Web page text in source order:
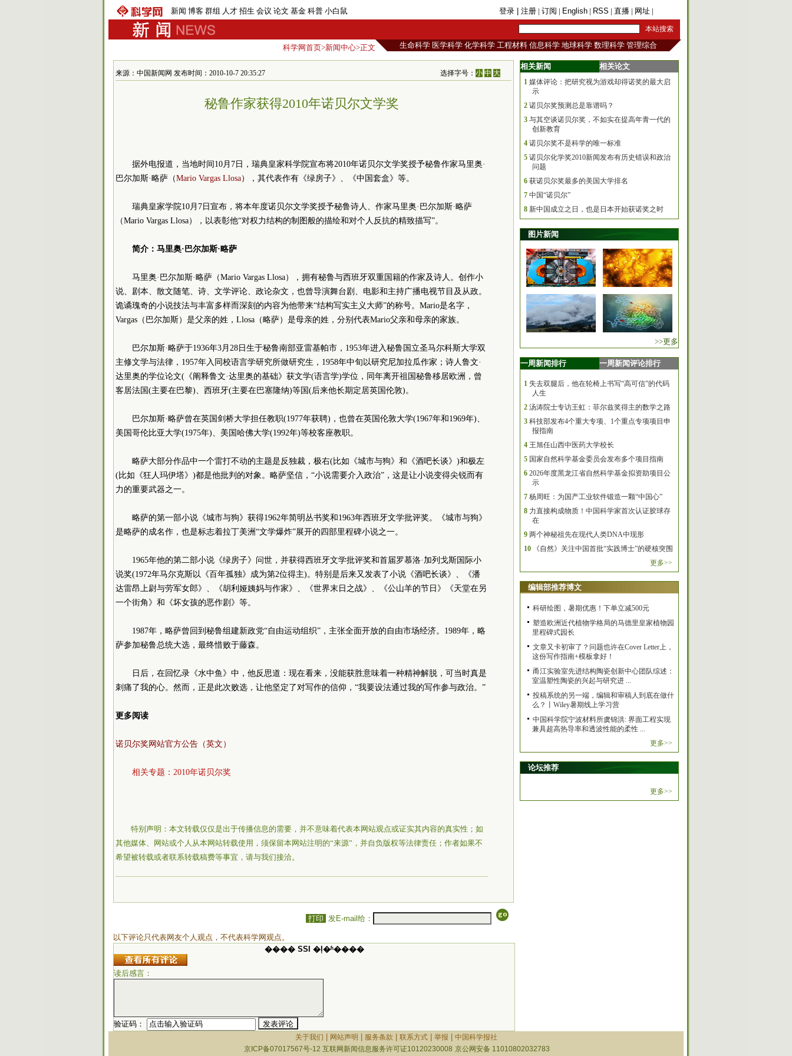
新闻 博客 群组 人才 招生 会议 论文 基金 科普 小白鼠 登录 | 注册 | 订阅 | English | RSS | 直播 | 网址 |
科学网首页>新闻中心>正文 生命科学 医学科学 化学科学 工程材料 信息科学 地球科学 数理科学 管理综合
来源：中国新闻网 发布时间：2010-10-7 20:35:27 选择字号：小 中 大
秘鲁作家获得2010年诺贝尔文学奖
据外电报道，当地时间10月7日，瑞典皇家科学院宣布将2010年诺贝尔文学奖授予秘鲁作家马里奥·
巴尔加斯·略萨（Mario Vargas Llosa），其代表作有《绿房子》、《中国套盒》等。
瑞典皇家学院10月7日宣布，将本年度诺贝尔文学奖授予秘鲁诗人、作家马里奥·巴尔加斯·略萨
（Mario Vargas Llosa），以表彰他“对权力结构的制图般的描绘和对个人反抗的精致描写”。
简介：马里奥·巴尔加斯·略萨
马里奥·巴尔加斯·略萨（Mario Vargas Llosa），拥有秘鲁与西班牙双重国籍的作家及诗人。创作小
说、剧本、散文随笔、诗、文学评论、政论杂文，也曾导演舞台剧、电影和主持广播电视节目及从政。
诡谲瑰奇的小说技法与丰富多样而深刻的内容为他带来“结构写实主义大师”的称号。Mario是名字，
Vargas（巴尔加斯）是父亲的姓，Llosa（略萨）是母亲的姓，分别代表Mario父亲和母亲的家族。
巴尔加斯·略萨于1936年3月28日生于秘鲁南部亚雷基帕市，1953年进入秘鲁国立圣马尔科斯大学双
主修文学与法律，1957年入同校语言学研究所做研究生，1958年中旬以研究尼加拉瓜作家；诗人鲁文·
达里奥的学位论文(《阐释鲁文·达里奥的基础》获文学(语言学)学位，同年离开祖国秘鲁移居欧洲，曾
客居法国(主要在巴黎)、西班牙(主要在巴塞隆纳)等国(后来他长期定居英国伦敦)。
巴尔加斯·略萨曾在英国剑桥大学担任教职(1977年获聘)，也曾在英国伦敦大学(1967年和1969年)、
美国哥伦比亚大学(1975年)、美国哈佛大学(1992年)等校客座教职。
略萨大部分作品中一个雷打不动的主题是反独裁，极右(比如《城市与狗》和《酒吧长谈》)和极左
(比如《狂人玛伊塔》)都是他批判的对象。略萨坚信，“小说需要介入政治”，这是让小说变得尖锐而有
力的重要武器之一。
略萨的第一部小说《城市与狗》获得1962年简明丛书奖和1963年西班牙文学批评奖。《城市与狗》
是略萨的成名作，也是标志着拉丁美洲“文学爆炸”展开的四部里程碑小说之一。
1965年他的第二部小说《绿房子》问世，并获得西班牙文学批评奖和首届罗慕洛·加列戈斯国际小
说奖(1972年马尔克斯以《百年孤独》成为第2位得主)。特别是后来又发表了小说《酒吧长谈》、《潘
达雷昂上尉与劳军女郎》、《胡利娅姨妈与作家》、《世界末日之战》、《公山羊的节日》《天堂在另
一个街角》和《坏女孩的恶作剧》等。
1987年，略萨曾回到秘鲁组建新政党“自由运动组织”，主张全面开放的自由市场经济。1989年，略
萨参加秘鲁总统大选，最终惜败于藤森。
日后，在回忆录《水中鱼》中，他反思道：现在看来，没能获胜意味着一种精神解脱，可当时真是
刺痛了我的心。然而，正是此次败选，让他坚定了对写作的信仰，“我要设法通过我的写作参与政治。”
更多阅读
诺贝尔奖网站官方公告（英文）
相关专题： 2010年诺贝尔奖
特别声明：本文转载仅仅是出于传播信息的需要，并不意味着代表本网站观点或证实其内容的真实性；如
其他媒体、网站或个人从本网站转载使用，须保留本网站注明的“来源”，并自负版权等法律责任；作者如果不
希望被转载或者联系转载稿费等事宜，请与我们接洽。
打印 发E-mail给：
以下评论只代表网友个人观点，不代表科学网观点。
���� SSI �ļ�ʱ����
读后感言：
验证码：
相关新闻 相关论文
1 媒体评论：把研究视为游戏却得诺奖的最大启
示
2 诺贝尔奖预测总是靠谱吗？
3 与其空谈诺贝尔奖，不如实在提高年青一代的
创新教育
4 诺贝尔奖不是科学的唯一标准
5 诺贝尔化学奖2010新闻发布有历史错误和政治
问题
6 获诺贝尔奖最多的美国大学排名
7 中国“诺贝尔”
8 新中国成立之日，也是日本开始获诺奖之时
图片新闻
>>更多
一周新闻排行 一周新闻评论排行
1 失去双腿后，他在轮椅上书写“高可信”的代码
人生
2 汤涛院士专访王虹：菲尔兹奖得主的数学之路
3 科技部发布4个重大专项、1个重点专项项目申
报指南
4 王旭任山西中医药大学校长
5 国家自然科学基金委员会发布多个项目指南
6 2026年度黑龙江省自然科学基金拟资助项目公
示
7 杨周旺：为国产工业软件锻造一颗“中国心”
8 力直接构成物质！中国科学家首次认证胶球存
在
9 两个神秘祖先在现代人类DNA中现形
10
《自然》关注中国首批“实践博士”的硬核突围
更多>>
编辑部推荐博文
科研绘图，暑期优惠！下单立减500元
塑造欧洲近代植物学格局的马德里皇家植物园
里程碑式园长
文章又卡初审了？问题也许在Cover Letter上，
这份写作指南+模板拿好！
甬江实验室先进结构陶瓷创新中心团队综述：
室温塑性陶瓷的兴起与研究进 ...
投稿系统的另一端，编辑和审稿人到底在做什
么？丨Wiley暑期线上学习营
中国科学院宁波材料所虞锦洪: 界面工程实现
兼具超高热导率和透波性能的柔性 ...
更多>>
论坛推荐
更多>>
关于我们 | 网站声明 | 服务条款 | 联系方式| 举报 | 中国科学报社
京ICP备07017567号-12 互联网新闻信息服务许可证10120230008 京公网安备 11010802032783